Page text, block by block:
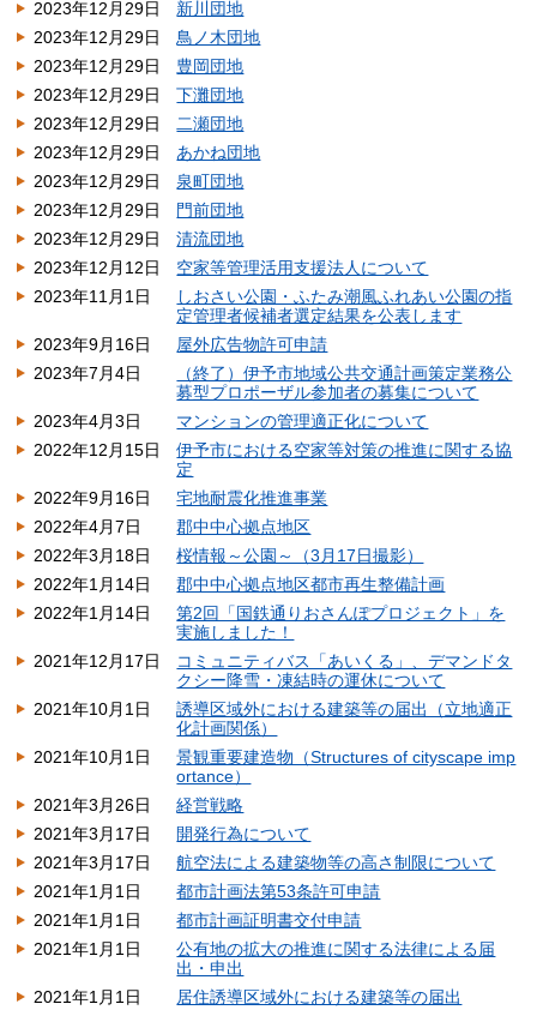
2023年12月29日
新川団地
2023年12月29日
鳥ノ木団地
2023年12月29日
豊岡団地
2023年12月29日
下灘団地
2023年12月29日
二瀬団地
2023年12月29日
あかね団地
2023年12月29日
泉町団地
2023年12月29日
門前団地
2023年12月29日
清流団地
2023年12月12日
空家等管理活用支援法人について
2023年11月1日
しおさい公園・ふたみ潮風ふれあい公園の指
定管理者候補者選定結果を公表します
2023年9月16日
屋外広告物許可申請
2023年7月4日
（終了）伊予市地域公共交通計画策定業務公
募型プロポーザル参加者の募集について
2023年4月3日
マンションの管理適正化について
2022年12月15日
伊予市における空家等対策の推進に関する協
定
2022年9月16日
宅地耐震化推進事業
2022年4月7日
郡中中心拠点地区
2022年3月18日
桜情報～公園～（3月17日撮影）
2022年1月14日
郡中中心拠点地区都市再生整備計画
2022年1月14日
第2回「国鉄通りおさんぽプロジェクト」を
実施しました！
2021年12月17日
コミュニティバス「あいくる」、デマンドタ
クシー降雪・凍結時の運休について
2021年10月1日
誘導区域外における建築等の届出（立地適正
化計画関係）
2021年10月1日
景観重要建造物（Structures of cityscape imp
ortance）
2021年3月26日
経営戦略
2021年3月17日
開発行為について
2021年3月17日
航空法による建築物等の高さ制限について
2021年1月1日
都市計画法第53条許可申請
2021年1月1日
都市計画証明書交付申請
2021年1月1日
公有地の拡大の推進に関する法律による届
出・申出
2021年1月1日
居住誘導区域外における建築等の届出